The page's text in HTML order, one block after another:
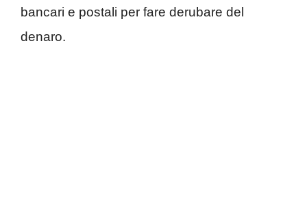
bancari e postali per fare derubare del
denaro.